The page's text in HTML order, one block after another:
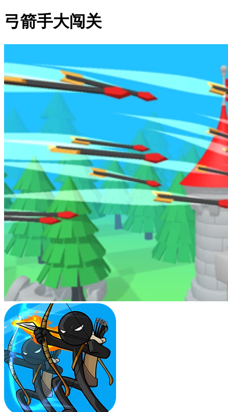
弓箭手大闯关